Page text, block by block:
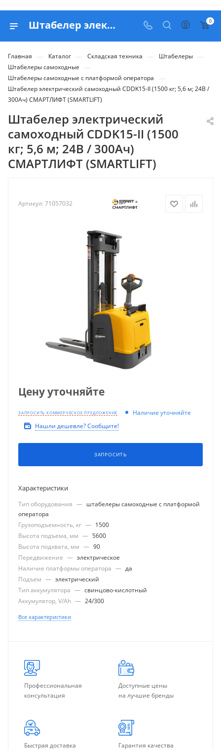
Штабелер электрический самоходный CDDK15-II (1500 кг; 5,6 м; 24В / 300Ач) СМАРТЛИФТ (SMARTLIFT) - купить в Belapex 0
Главная — Каталог — Складская техника — Штабелеры —
Штабелеры самоходные —
Штабелеры самоходные с платформой оператора —
Штабелер электрический самоходный CDDK15-II (1500 кг; 5,6 м; 24В /
300Ач) СМАРТЛИФТ (SMARTLIFT)
Штабелер электрический
самоходный CDDK15-II (1500
кг; 5,6 м; 24В / 300Ач)
СМАРТЛИФТ (SMARTLIFT)
Артикул: 71057032
Цену уточняйте
ЗАПРОСИТЬ КОММЕРЧЕСКОЕ ПРЕДЛОЖЕНИЕ
Наличие уточняйте
Нашли дешевле? Сообщите!
ЗАПРОСИТЬ
Характеристики
Тип оборудования — штабелеры самоходные с платформой
оператора
Грузоподъемность, кг — 1500
Высота подъема, мм — 5600
Высота подхвата, мм — 90
Передвижение — электрическое
Наличие платформы оператора — да
Подъем — электрический
Тип аккумулятора — свинцово-кислотный
Аккумулятор, V/Ah — 24/300
Все характеристики
Профессиональная
консультация
Доступные цены
на лучшие бренды
Быстрая доставка
Гарантия качества